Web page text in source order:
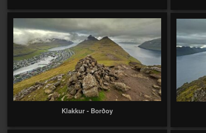
Klakkur - Borðoy